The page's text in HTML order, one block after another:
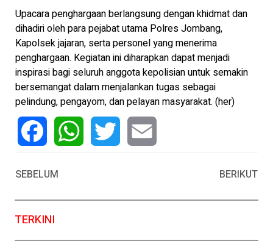
Upacara penghargaan berlangsung dengan khidmat dan
dihadiri oleh para pejabat utama Polres Jombang,
Kapolsek jajaran, serta personel yang menerima
penghargaan. Kegiatan ini diharapkan dapat menjadi
inspirasi bagi seluruh anggota kepolisian untuk semakin
bersemangat dalam menjalankan tugas sebagai
pelindung, pengayom, dan pelayan masyarakat. (her)
SEBELUM
BERIKUT
TERKINI